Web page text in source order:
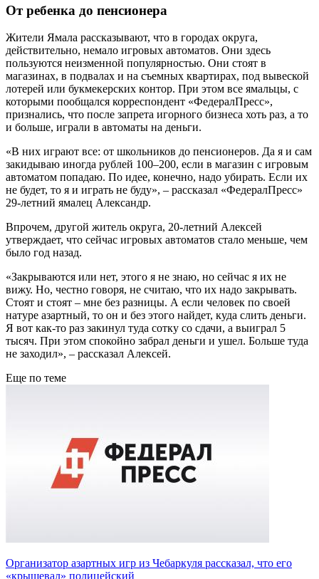
От ребенка до пенсионера
Жители Ямала рассказывают, что в городах округа,
действительно, немало игровых автоматов. Они здесь
пользуются неизменной популярностью. Они стоят в
магазинах, в подвалах и на съемных квартирах, под вывеской
лотерей или букмекерских контор. При этом все ямальцы, с
которыми пообщался корреспондент «ФедералПресс»,
признались, что после запрета игорного бизнеса хоть раз, а то
и больше, играли в автоматы на деньги.
«В них играют все: от школьников до пенсионеров. Да я и сам
закидываю иногда рублей 100–200, если в магазин с игровым
автоматом попадаю. По идее, конечно, надо убирать. Если их
не будет, то я и играть не буду», – рассказал «ФедералПресс»
29-летний ямалец Александр.
Впрочем, другой житель округа, 20-летний Алексей
утверждает, что сейчас игровых автоматов стало меньше, чем
было год назад.
«Закрываются или нет, этого я не знаю, но сейчас я их не
вижу. Но, честно говоря, не считаю, что их надо закрывать.
Стоят и стоят – мне без разницы. А если человек по своей
натуре азартный, то он и без этого найдет, куда слить деньги.
Я вот как-то раз закинул туда сотку со сдачи, а выиграл 5
тысяч. При этом спокойно забрал деньги и ушел. Больше туда
не заходил», – рассказал Алексей.
Еще по теме
Организатор азартных игр из Чебаркуля рассказал, что его
«крышевал» полицейский